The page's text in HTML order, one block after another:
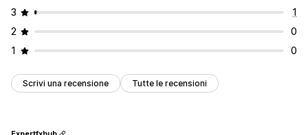
3
1
2
0
1
0
Scrivi una recensione Tutte le recensioni